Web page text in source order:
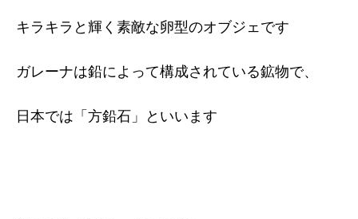
キラキラと輝く素敵な卵型のオブジェです
ガレーナは鉛によって構成されている鉱物で、
日本では「方鉛石」といいます